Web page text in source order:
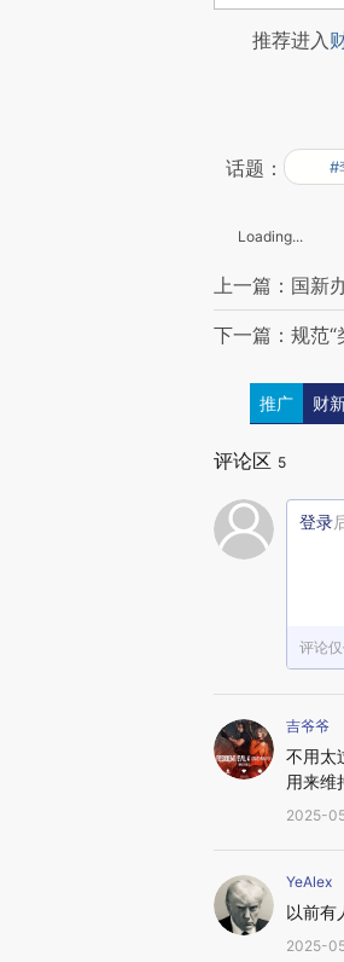
推荐进入
话题： #
Loading...
上一篇：国新
下一篇：规范
推广 财
评论区 5
登录
评论
吉爷爷
不用太
用来维
2025-
YeAlex
以前有
2025-